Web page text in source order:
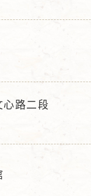
心路二段